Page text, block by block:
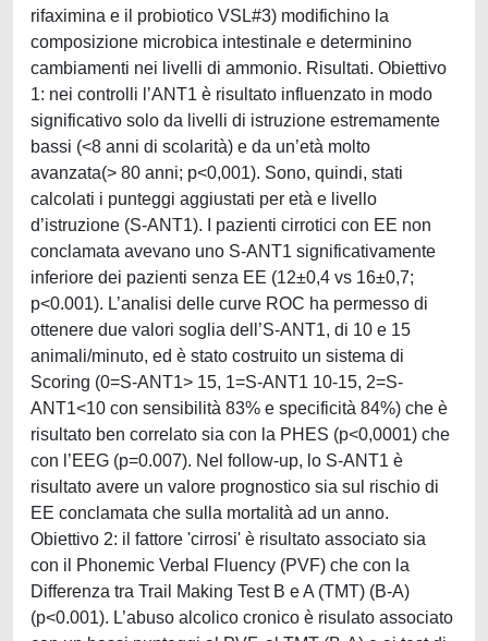
rifaximina e il probiotico VSL#3) modifichino la
composizione microbica intestinale e determinino
cambiamenti nei livelli di ammonio. Risultati. Obiettivo
1: nei controlli l’ANT1 è risultato influenzato in modo
significativo solo da livelli di istruzione estremamente
bassi (<8 anni di scolarità) e da un’età molto
avanzata(> 80 anni; p<0,001). Sono, quindi, stati
calcolati i punteggi aggiustati per età e livello
d’istruzione (S-ANT1). I pazienti cirrotici con EE non
conclamata avevano uno S-ANT1 significativamente
inferiore dei pazienti senza EE (12±0,4 vs 16±0,7;
p<0.001). L’analisi delle curve ROC ha permesso di
ottenere due valori soglia dell’S-ANT1, di 10 e 15
animali/minuto, ed è stato costruito un sistema di
Scoring (0=S-ANT1> 15, 1=S-ANT1 10-15, 2=S-
ANT1<10 con sensibilità 83% e specificità 84%) che è
risultato ben correlato sia con la PHES (p<0,0001) che
con l’EEG (p=0.007). Nel follow-up, lo S-ANT1 è
risultato avere un valore prognostico sia sul rischio di
EE conclamata che sulla mortalità ad un anno.
Obiettivo 2: il fattore 'cirrosi' è risultato associato sia
con il Phonemic Verbal Fluency (PVF) che con la
Differenza tra Trail Making Test B e A (TMT) (B-A)
(p<0.001). L’abuso alcolico cronico è risulato associato